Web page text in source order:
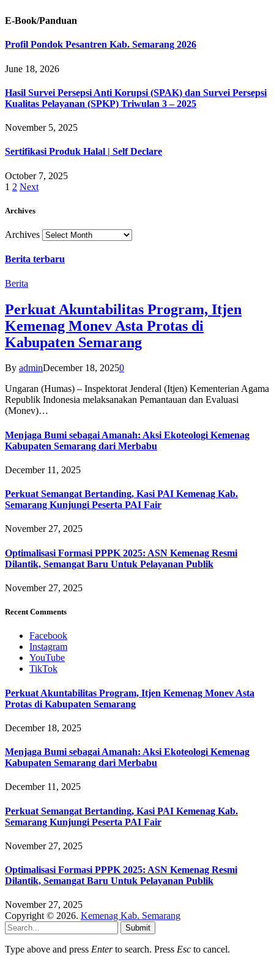
E-Book/Panduan
Profil Pondok Pesantren Kab. Semarang 2026
June 18, 2026
Hasil Survei Persepsi Anti Korupsi (SPAK) dan Survei Persepsi
Kualitas Pelayanan (SPKP) Triwulan 3 – 2025
November 5, 2025
Sertifikasi Produk Halal | Self Declare
October 7, 2025
1 2 Next
Archives
Archives
Berita terbaru
Berita
Perkuat Akuntabilitas Program, Itjen
Kemenag Monev Asta Protas di
Kabupaten Semarang
By adminDecember 18, 20250
Ungaran (Humas) – Inspektorat Jenderal (Itjen) Kementerian Agama
Republik Indonesia melaksanakan Pemantauan dan Evaluasi
(Monev)…
Menjaga Bumi sebagai Amanah: Aksi Ekoteologi Kemenag
Kabupaten Semarang dari Merbabu
December 11, 2025
Perkuat Semangat Bertanding, Kasi PAI Kemenag Kab.
Semarang Kunjungi Peserta PAI Fair
November 27, 2025
Optimalisasi Formasi PPPK 2025: ASN Kemenag Resmi
Dilantik, Semangat Baru Untuk Pelayanan Publik
November 27, 2025
Recent Comments
Facebook
Instagram
YouTube
TikTok
Perkuat Akuntabilitas Program, Itjen Kemenag Monev Asta
Protas di Kabupaten Semarang
December 18, 2025
Menjaga Bumi sebagai Amanah: Aksi Ekoteologi Kemenag
Kabupaten Semarang dari Merbabu
December 11, 2025
Perkuat Semangat Bertanding, Kasi PAI Kemenag Kab.
Semarang Kunjungi Peserta PAI Fair
November 27, 2025
Optimalisasi Formasi PPPK 2025: ASN Kemenag Resmi
Dilantik, Semangat Baru Untuk Pelayanan Publik
November 27, 2025
Copyright © 2026. Kemenag Kab. Semarang
Submit
Type above and press Enterto search. Press Esc to cancel.